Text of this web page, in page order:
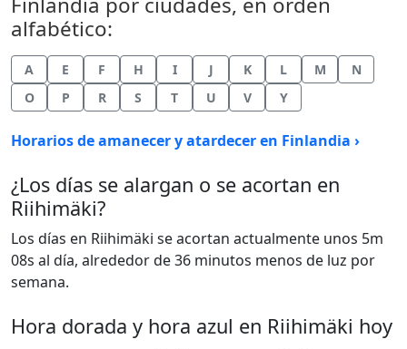
alfabético:
A E F H I J K L M
N
O
P R S T U V Y
Horarios de amanecer y atardecer en Finlandia ›
¿Los días se alargan o se acortan en
Riihimäki?
Los días en Riihimäki se acortan actualmente unos 5m
08s al día, alrededor de 36 minutos menos de luz por
semana.
Hora dorada y hora azul en Riihimäki hoy